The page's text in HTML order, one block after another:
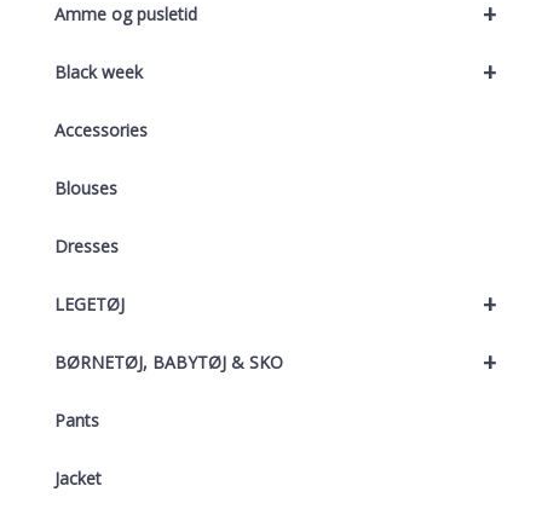
+
Amme og pusletid
+
Black week
Accessories
Blouses
Dresses
+
LEGETØJ
+
BØRNETØJ, BABYTØJ & SKO
Pants
Jacket